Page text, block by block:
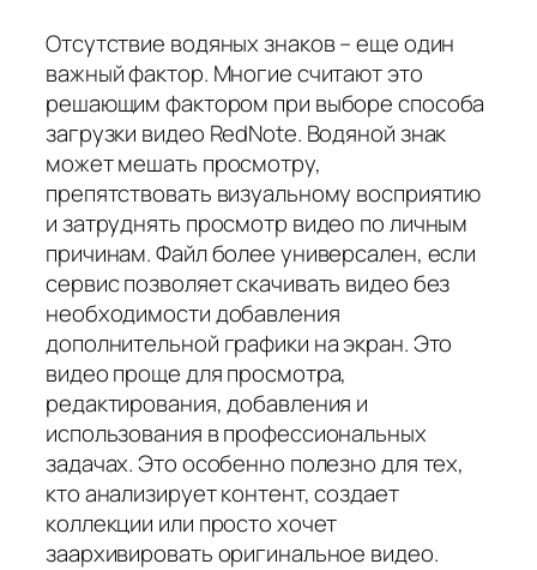
Отсутствие водяных знаков – еще один
важный фактор. Многие считают это
решающим фактором при выборе способа
загрузки видео RedNote. Водяной знак
может мешать просмотру,
препятствовать визуальному восприятию
и затруднять просмотр видео по личным
причинам. Файл более универсален, если
сервис позволяет скачивать видео без
необходимости добавления
дополнительной графики на экран. Это
видео проще для просмотра,
редактирования, добавления и
использования в профессиональных
задачах. Это особенно полезно для тех,
кто анализирует контент, создает
коллекции или просто хочет
заархивировать оригинальное видео.